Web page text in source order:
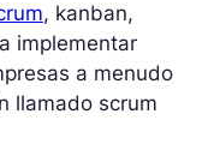
, kanban,
implementar
a menudo
llamado scrum